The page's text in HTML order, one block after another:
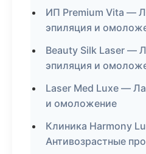
ИП Premium Vita —
эпиляция и
Beauty Silk Laser —
эпиляция и
Laser Med Luxe —
и омоложение
Клиника Harmony
Антивозрастные